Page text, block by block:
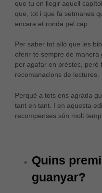
que tu en llegir aquell
que, tot i que fa setmanes
encara et ronda pel cap.
Per saber tot allò que les
oferir-te sempre de manera
per agafar en préstec, però
recomanacions de lectures.
Perquè a tots ens agrada
tant en tant. I en aquesta
recompenses són molt
Quins
guanyar?